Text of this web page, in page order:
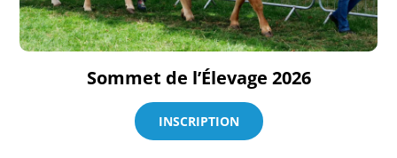
Sommet de l’Élevage 2026
INSCRIPTION